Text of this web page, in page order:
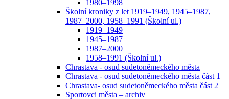
1980–1998
Školní kroniky z let 1919–1949, 1945–1987,
1987–2000, 1958–1991 (Školní ul.)
1919–1949
1945–1987
1987–2000
1958–1991 (Školní ul.)
Chrastava - osud sudetoněmeckého města
Chrastava - osud sudetoněmeckého města část 1
Chrastava- osud sudetoněmeckého města část 2
Sportovci města – archiv